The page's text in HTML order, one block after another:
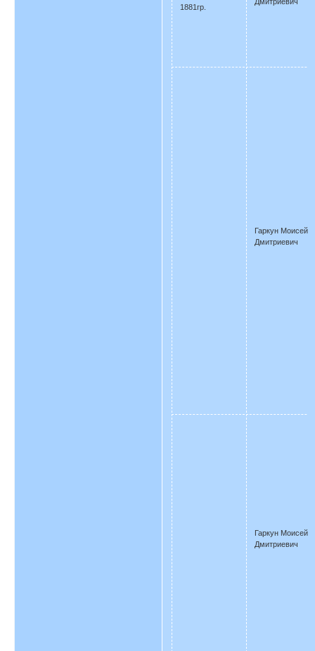
1881гр.
Гаркун Моисей
Дмитриевич
Гаркун Моисей
Дмитриевич